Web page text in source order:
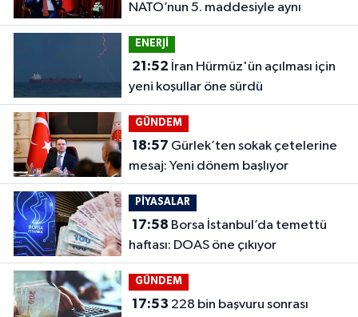
NATO’nun 5. maddesiyle aynı
ENERJİ
21:52
yeni koşullar öne sürdü
GÜNDEM
18:57
mesaj: Yeni dönem başlıyor
PİYASALAR
17:58
haftası: DOAS öne çıkıyor
GÜNDEM
17:53